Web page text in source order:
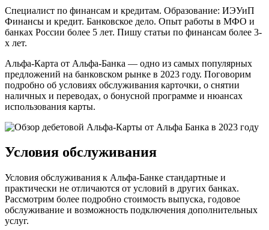
Специалист по финансам и кредитам. Образование: ИЭУиП
Финансы и кредит. Банковское дело. Опыт работы в МФО и
банках России более 5 лет. Пишу статьи по финансам более 3-
х лет.
Альфа-Карта от Альфа-Банка — одно из самых популярных
предложений на банковском рынке в 2023 году. Поговорим
подробно об условиях обслуживания карточки, о снятии
наличных и переводах, о бонусной программе и нюансах
использования карты.
Условия обслуживания
Условия обслуживания к Альфа-Банке стандартные и
практически не отличаются от условий в других банках.
Рассмотрим более подробно стоимость выпуска, годовое
обслуживание и возможность подключения дополнительных
услуг.